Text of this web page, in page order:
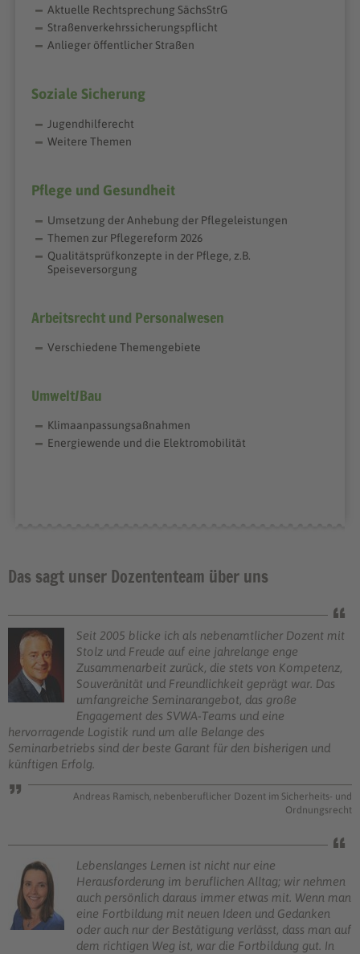
Aktuelle Rechtsprechung SächsStrG
Straßenverkehrssicherungspflicht
Anlieger öffentlicher Straßen
Soziale Sicherung
Jugendhilferecht
Weitere Themen
Pflege und Gesundheit
Umsetzung der Anhebung der Pflegeleistungen
Themen zur Pflegereform 2026
Qualitätsprüfkonzepte in der Pflege, z.B.
Speiseversorgung
Arbeitsrecht und Personalwesen
Verschiedene Themengebiete
Umwelt/Bau
Klimaanpassungsaßnahmen
Energiewende und die Elektromobilität
Das sagt unser Dozententeam über uns
Seit 2005 blicke ich als nebenamtlicher Dozent mit
Stolz und Freude auf eine jahrelange enge
Zusammenarbeit zurück, die stets von Kompetenz,
Souveränität und Freundlichkeit geprägt war. Das
umfangreiche Seminarangebot, das große
Engagement des SVWA-Teams und eine
hervorragende Logistik rund um alle Belange des
Seminarbetriebs sind der beste Garant für den bisherigen und
künftigen Erfolg.
Andreas Ramisch, nebenberuflicher Dozent im Sicherheits- und
Ordnungsrecht
Lebenslanges Lernen ist nicht nur eine
Herausforderung im beruflichen Alltag; wir nehmen
auch persönlich daraus immer etwas mit. Wenn man
eine Fortbildung mit neuen Ideen und Gedanken
oder auch nur der Bestätigung verlässt, dass man auf
dem richtigen Weg ist, war die Fortbildung gut. In